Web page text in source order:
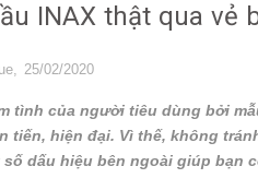
INAX thật qua vẻ
25/02/2020
tình của người tiêu dùng bởi
tiến, hiện đại. Vì thế, không
dấu hiệu bên ngoài giúp bạn